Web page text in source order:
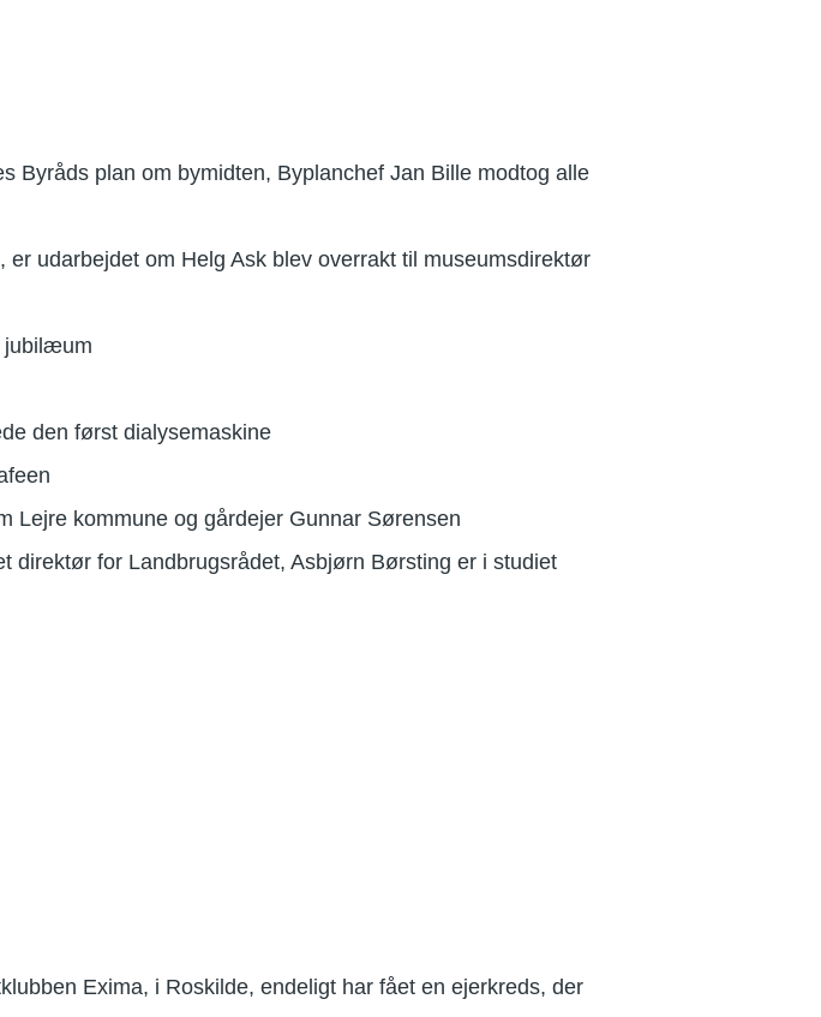
Byråds plan om bymidten, Byplanchef Jan Bille modtog alle
udarbejdet om Helg Ask blev overrakt til museumsdirektør
jubilæum
den først dialysemaskine
Lejre kommune og gårdejer Gunnar Sørensen
direktør for Landbrugsrådet, Asbjørn Børsting er i studiet
Exima, i Roskilde, endeligt har fået en ejerkreds, der